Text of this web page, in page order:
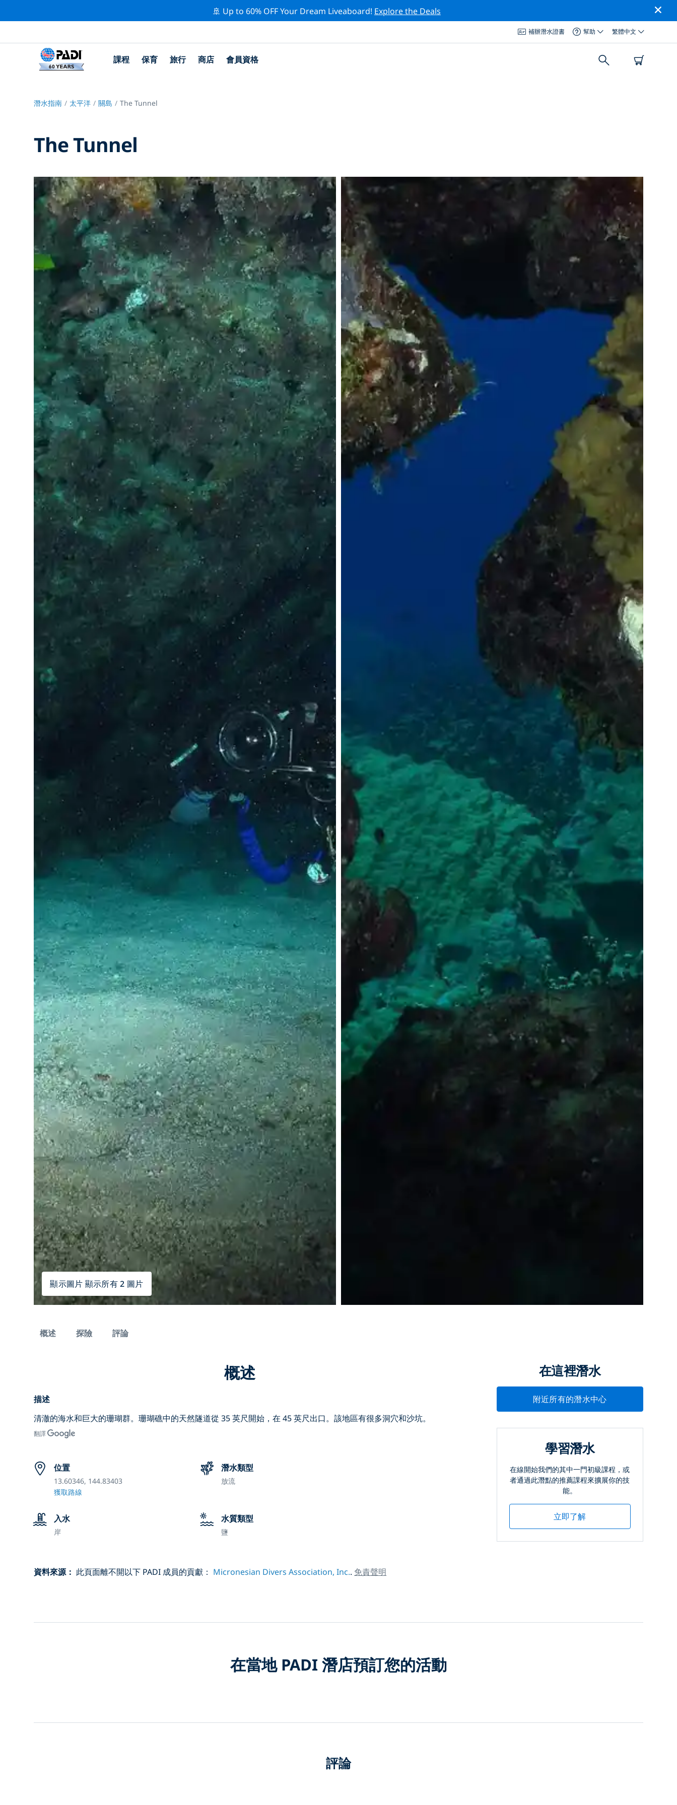
🚢 Up to 60% OFF Your Dream Liveaboard! Explore the Deals
補辦潛水證書 幫助 繁體中文
課程 保育 旅行 商店 會員資格
潛水指南 太平洋 關島 The Tunnel
The Tunnel
顯示圖片 顯示所有 2 圖片
概述 探險 評論
概述
描述
清澈的海水和巨大的珊瑚群。珊瑚礁中的天然隧道從 35 英尺開始，在 45 英尺出口。該地區有很多洞穴和沙坑。
翻譯
位置
13.60346, 144.83403
獲取路線
潛水類型
放流
入水
岸
水質類型
鹽
資料來源： 此頁面離不開以下 PADI 成員的貢獻： Micronesian Divers Association, Inc.. 免責聲明
在這裡潛水
附近所有的潛水中心
學習潛水
在線開始我們的其中一門初級課程，或
者通過此潛點的推薦課程來擴展你的技
能。
立即了解
在當地 PADI 潛店預訂您的活動
評論